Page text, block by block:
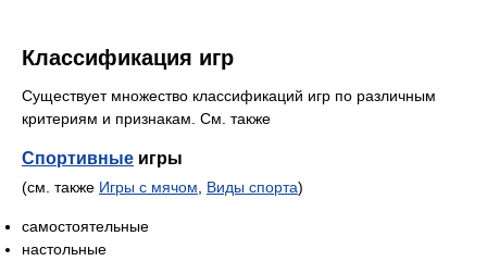
Классификация игр
Существует множество классификаций игр по различным
критериям и признакам. См. также
Спортивные игры
(см. также Игры с мячом Виды спорта)
самостоятельные
настольные